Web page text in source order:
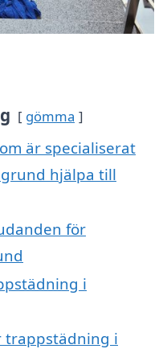
gömma
är specialiserat
hjälpa till
för
i
trappstädning i